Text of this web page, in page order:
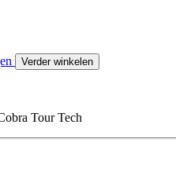
Verder winkelen
Tour Tech